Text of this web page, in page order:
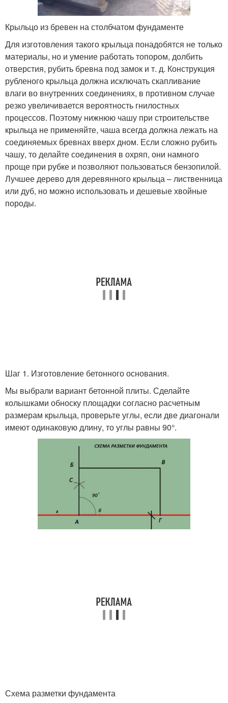
Крыльцо из бревен на столбчатом фундаменте
Для изготовления такого крыльца понадобятся не только
материалы, но и умение работать топором, долбить
отверстия, рубить бревна под замок и т. д. Конструкция
рубленого крыльца должна исключать скапливание
влаги во внутренних соединениях, в противном случае
резко увеличивается вероятность гнилостных
процессов. Поэтому нижнюю чашу при строительстве
крыльца не применяйте, чаша всегда должна лежать на
соединяемых бревнах вверх дном. Если сложно рубить
чашу, то делайте соединения в охряп, они намного
проще при рубке и позволяют пользоваться бензопилой.
Лучшее дерево для деревянного крыльца – лиственница
или дуб, но можно использовать и дешевые хвойные
породы.
Шаг 1. Изготовление бетонного основания.
Мы выбрали вариант бетонной плиты. Сделайте
колышками обноску площадки согласно расчетным
размерам крыльца, проверьте углы, если две диагонали
имеют одинаковую длину, то углы равны 90°.
Схема разметки фундамента